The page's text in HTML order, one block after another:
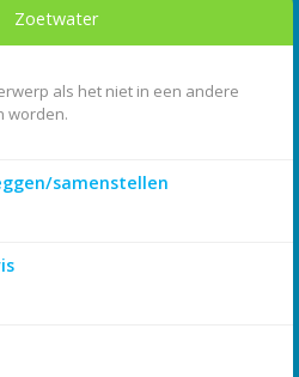
Zoetwater
als het niet in een andere
worden.
samenstellen